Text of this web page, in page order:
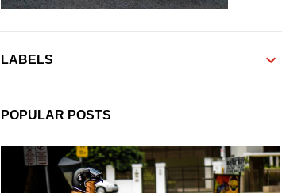
LABELS
POPULAR POSTS